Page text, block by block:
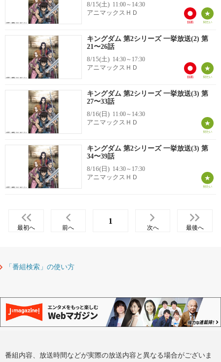
8/15(土) 11:00～14:30
アニマックスＨＤ
キングダム 第2シリーズ 一挙放送(2) 第
21〜26話
8/15(土) 14:30～17:30
アニマックスＨＤ
キングダム 第2シリーズ 一挙放送(3) 第
27〜33話
8/16(日) 11:00～14:30
アニマックスＨＤ
キングダム 第2シリーズ 一挙放送(3) 第
34〜39話
8/16(日) 14:30～17:30
アニマックスＨＤ
最初へ 前へ
1
次へ 最後へ
「番組検索」の使い方
番組内容、放送時間などが実際の放送内容と異なる場合がございま